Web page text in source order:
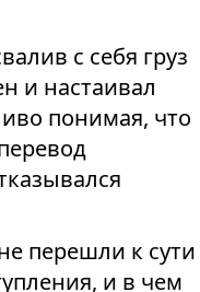
с себя груз
и настаивал
понимая, что
перешли к сути
и в чем